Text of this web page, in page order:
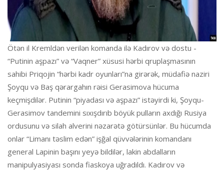
Ötən il Kremldən verilən komanda ilə Kadırov və dostu -
“Putinin aşpazı” və “Vaqner” xüsusi hərbi qruplaşmasının
sahibi Priqojin “hərbi kadr oyunları”na girərək, müdafiə naziri
Şoyqu və Baş qərargahın rəisi Gerasimova hücuma
keçmişdilər. Putinin “piyadası və aşpazı” istəyirdi ki, Şoyqu-
Gerasimov tandemini sıxışdırıb böyük pulların axdığı Rusiya
ordusunu və silah alverini nəzarətə götürsünlər. Bu hücumda
onlar “Limanı təslim edən” işğal qüvvələrinin komandanı
general Lapinin başını yeyə bildilər, lakin abdalların
manipulyasiyası sonda fiaskoya uğradıldı. Kadırov və